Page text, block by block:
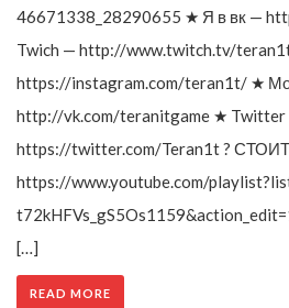
46671338_28290655 ★ Я в вк —
Twich — http://www.twitch.tv/
https://instagram.com/teran1t/ ★
http://vk.com/teranitgame ★
https://twitter.com/Teran1t ?
https://www.youtube.com/
[…]
READ MORE